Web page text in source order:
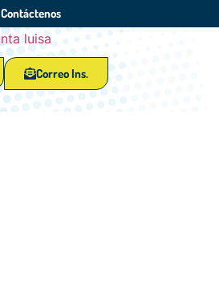
Contáctenos
Correo Ins.